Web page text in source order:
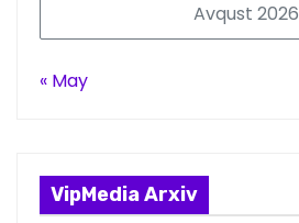
Avqust 2026
« May
VipMedia Arxiv